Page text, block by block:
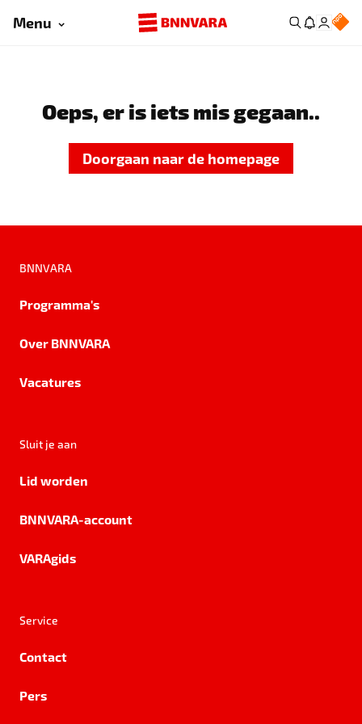
Menu
Oeps, er is iets mis gegaan..
Doorgaan naar de homepage
BNNVARA
Programma's
Over BNNVARA
Vacatures
Sluit je aan
Lid worden
BNNVARA-account
VARAgids
Service
Contact
Pers